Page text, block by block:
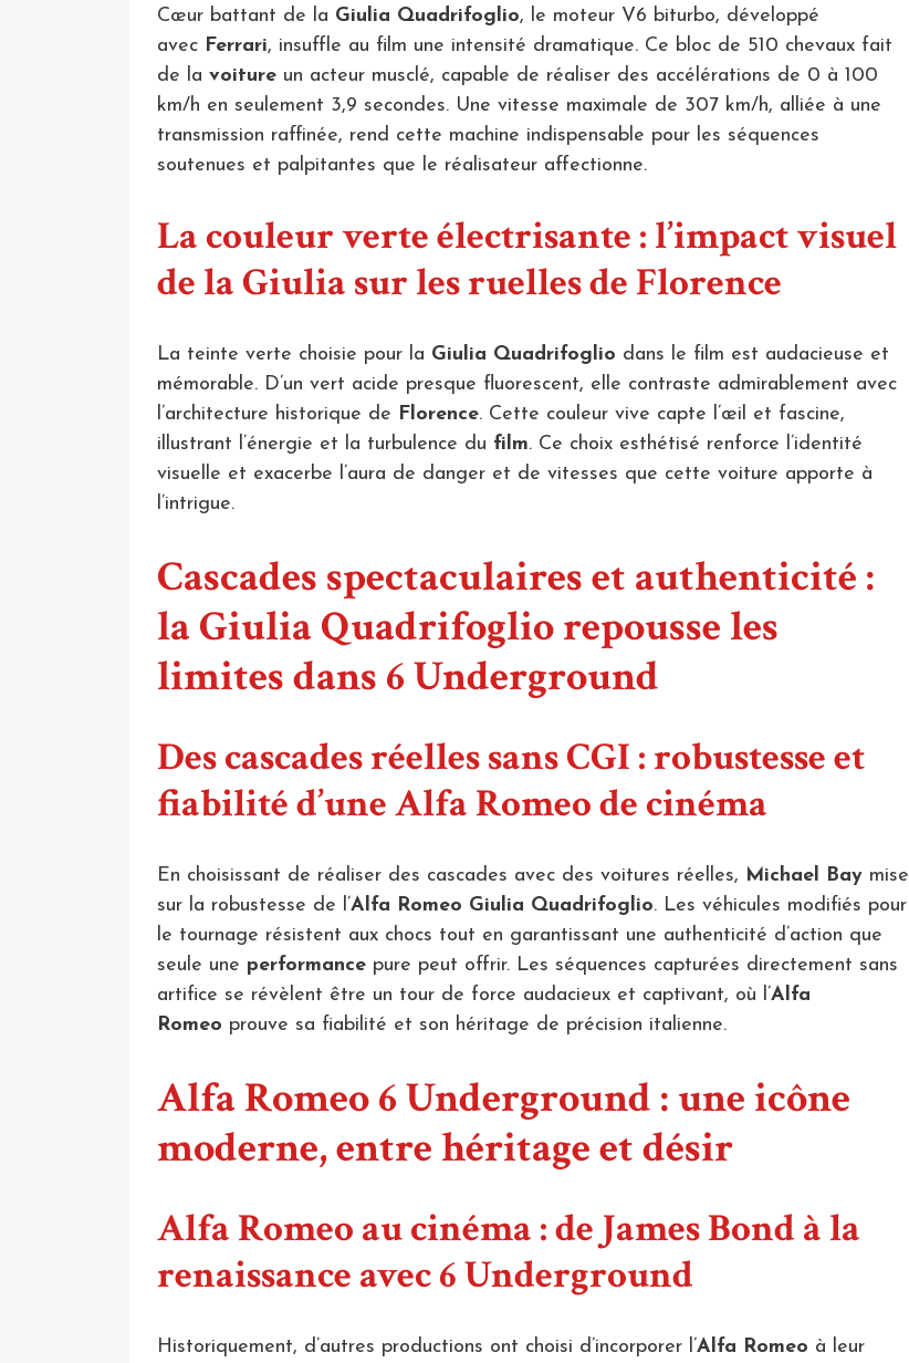
Cœur battant de la Giulia Quadrifoglio, le moteur V6 biturbo, développé
avec Ferrari, insuffle au film une intensité dramatique. Ce bloc de 510 chevaux fait
de la voiture un acteur musclé, capable de réaliser des accélérations de 0 à 100
km/h en seulement 3,9 secondes. Une vitesse maximale de 307 km/h, alliée à une
transmission raffinée, rend cette machine indispensable pour les séquences
soutenues et palpitantes que le réalisateur affectionne.
La couleur verte électrisante : l’impact visuel
de la Giulia sur les ruelles de Florence
La teinte verte choisie pour la Giulia Quadrifoglio dans le film est audacieuse et
mémorable. D’un vert acide presque fluorescent, elle contraste admirablement avec
l’architecture historique de Florence. Cette couleur vive capte l’œil et fascine,
illustrant l’énergie et la turbulence du film. Ce choix esthétisé renforce l’identité
visuelle et exacerbe l’aura de danger et de vitesses que cette voiture apporte à
l’intrigue.
Cascades spectaculaires et authenticité :
la Giulia Quadrifoglio repousse les
limites dans 6 Underground
Des cascades réelles sans CGI : robustesse et
fiabilité d’une Alfa Romeo de cinéma
En choisissant de réaliser des cascades avec des voitures réelles, Michael Bay mise
sur la robustesse de l’Alfa Romeo Giulia Quadrifoglio. Les véhicules modifiés pour
le tournage résistent aux chocs tout en garantissant une authenticité d’action que
seule une performance pure peut offrir. Les séquences capturées directement sans
artifice se révèlent être un tour de force audacieux et captivant, où l’Alfa
Romeo prouve sa fiabilité et son héritage de précision italienne.
Alfa Romeo 6 Underground : une icône
moderne, entre héritage et désir
Alfa Romeo au cinéma : de James Bond à la
renaissance avec 6 Underground
Historiquement, d’autres productions ont choisi d’incorporer l’Alfa Romeo à leur